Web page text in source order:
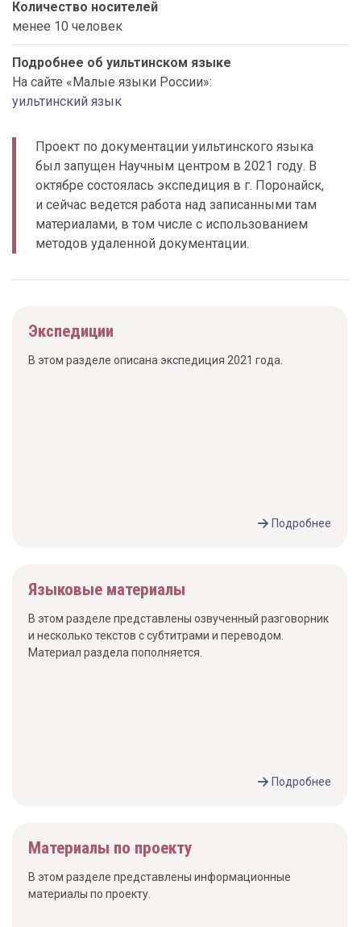
Количество носителей
менее 10 человек
Подробнее об уильтинском языке
На сайте «Малые языки России»:
уильтинский язык
Проект по документации уильтинского языка
был запущен Научным центром в 2021 году. В
октябре состоялась экспедиция в г. Поронайск,
и сейчас ведется работа над записанными там
материалами, в том числе с использованием
методов удаленной документации.
Экспедиции
В этом разделе описана экспедиция 2021 года.
Подробнее
Языковые материалы
В этом разделе представлены озвученный разговорник
и несколько текстов с субтитрами и переводом.
Материал раздела пополняется.
Подробнее
Материалы по проекту
В этом разделе представлены информационные
материалы по проекту.